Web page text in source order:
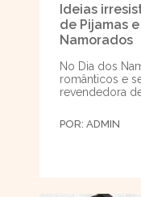
Ideias
de Pijamas
Namorados
No Dia dos
românticos e
revendedora
POR: ADMIN